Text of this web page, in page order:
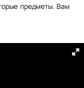
предметы. Вам